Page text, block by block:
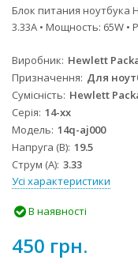
Блок питания ноутбука
3.33A • Мощность: 65W •
Виробник Hewlett
Призначення Для
Сумісність Hewlett
Серія 14-xx
Модель 14q-aj000
Напруга (В) 19.5
Струм (А) 3.33
Усі характеристики
В наявності
450 грн.